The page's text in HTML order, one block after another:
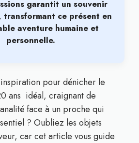
garantit un souvenir
transformant ce présent en
aventure humaine et
personnelle.
pour dénicher le
ans idéal, craignant de
face à un proche qui
? Oubliez les objets
car cet article vous guide